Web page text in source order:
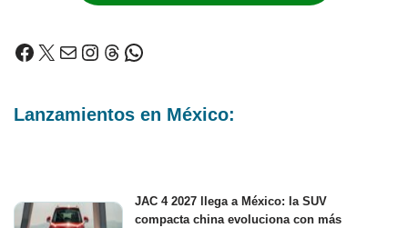
Lanzamientos en México:
JAC 4 2027 llega a México: la SUV
compacta china evoluciona con más